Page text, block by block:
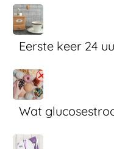
Eerste keer 24
Wat